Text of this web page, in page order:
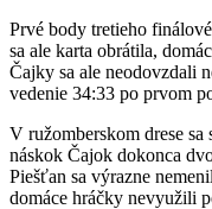
Prvé body tretieho
sa ale karta obrátila,
Čajky sa ale neodovzdali
vedenie 34:33 po prvom
V ružomberskom drese
náskok Čajok dokonca
Piešťan sa výrazne
domáce hráčky nevyužili